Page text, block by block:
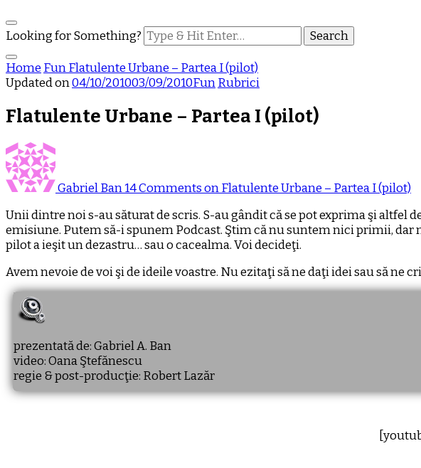
Looking for Something?
Home FunFlatulente Urbane – Partea I (pilot)
Updated on04/10/201003/09/2010FunRubrici
Flatulente Urbane – Partea I (pilot)
Gabriel Ban14 Commentson Flatulente Urbane – Partea I (pilot)
Unii dintre noi s-au săturat de scris. S-au gândit că se pot exprima şi altfel
emisiune. Putem să-i spunem Podcast. Ştim că nu suntem nici primii,
pilot a ieşit un dezastru… sau o cacealma. Voi decideţi.
Avem nevoie de voi şi de ideile voastre. Nu ezitaţi să ne daţi idei sau să ne
prezentată de: Gabriel A. Ban
video: Oana Ştefănescu
regie & post-producţie: Robert Lazăr